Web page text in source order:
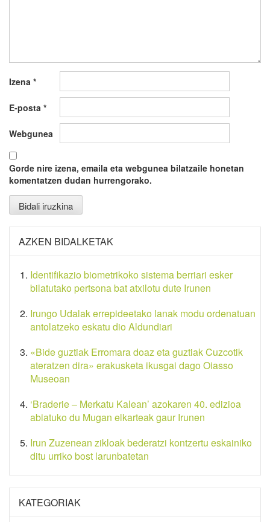
Izena *
E-posta *
Webgunea
Gorde nire izena, emaila eta webgunea bilatzaile honetan
komentatzen dudan hurrengorako.
AZKEN BIDALKETAK
Identifikazio biometrikoko sistema berriari esker
bilatutako pertsona bat atxilotu dute Irunen
Irungo Udalak errepideetako lanak modu ordenatuan
antolatzeko eskatu dio Aldundiari
«Bide guztiak Erromara doaz eta guztiak Cuzcotik
ateratzen dira» erakusketa ikusgai dago Oiasso
Museoan
‘Braderie – Merkatu Kalean’ azokaren 40. edizioa
abiatuko du Mugan elkarteak gaur Irunen
Irun Zuzenean zikloak bederatzi kontzertu eskainiko
ditu urriko bost larunbatetan
KATEGORIAK